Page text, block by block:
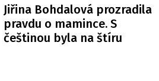
Jiřina Bohdalová prozradila
pravdu o mamince. S
češtinou byla na štíru